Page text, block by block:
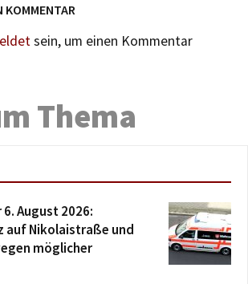
KOMMENTAR
sein, um einen Kommentar
Thema
August 2026:
auf Nikolaistraße und
möglicher